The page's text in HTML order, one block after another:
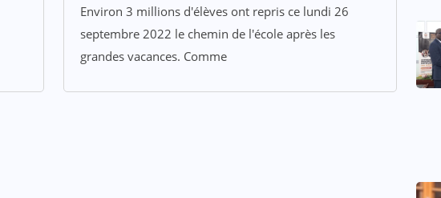
Environ 3 millions d'élèves ont repris ce lundi 26
septembre 2022 le chemin de l'école après les
grandes vacances. Comme